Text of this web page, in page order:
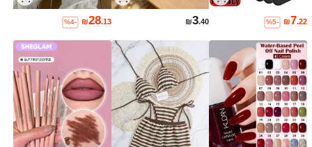
₪7.22
%5-
₪3.40
₪28.13
%4-